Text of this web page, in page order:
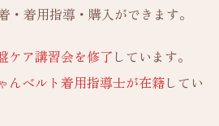
・着用指導・購入ができます。
ケア講習会を修了しています。
んベルト着用指導士が在籍してい